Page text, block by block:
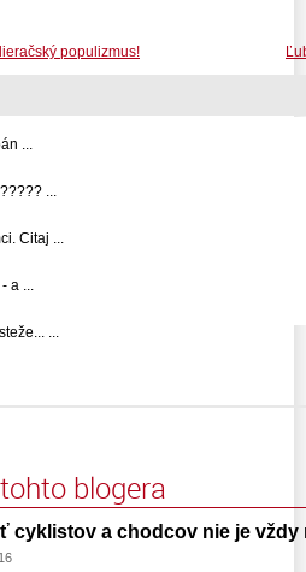
populizmus!
...
...
Citaj ...
a ...
...
blogera
cyklistov a chodcov nie je vždy